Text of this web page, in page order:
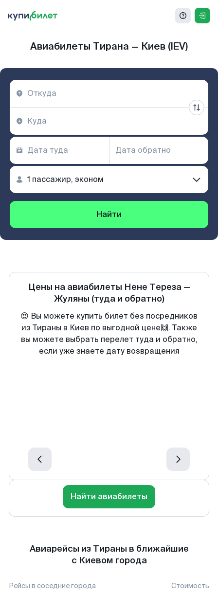
Авиабилеты Тирана — Киев (IEV)
Найти
Цены на авиабилеты Нене Тереза—
Жуляны (туда и обратно)
😍 Вы можете купить билет без посредников
из Тираны в Киев по выгодной цене🙌. Также
вы можете выбрать перелет туда и обратно,
если уже знаете дату возвращения
Найти авиабилеты
Авиарейсы из Тираны в ближайшие
с Киевом города
Рейсы в соседние города Стоимость